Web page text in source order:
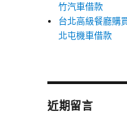
竹汽車借款
台北高級餐廳購
北屯機車借款
近期留言